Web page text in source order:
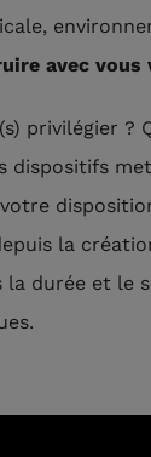
avec vous
privilégier ?
dispositifs
la
la durée et le